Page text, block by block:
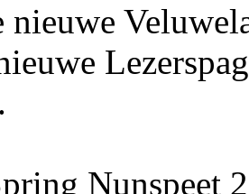
nieuwe
Nunspeet